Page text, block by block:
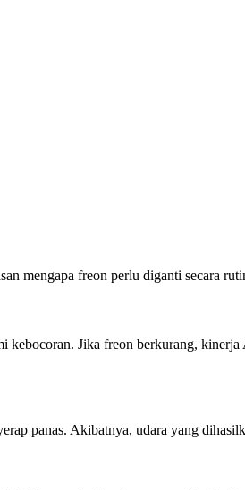
mengapa freon perlu diganti secara
Jika freon berkurang,
panas. Akibatnya, udara yang